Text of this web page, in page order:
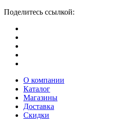
Поделитесь ссылкой:
О компании
Каталог
Магазины
Доставка
Скидки